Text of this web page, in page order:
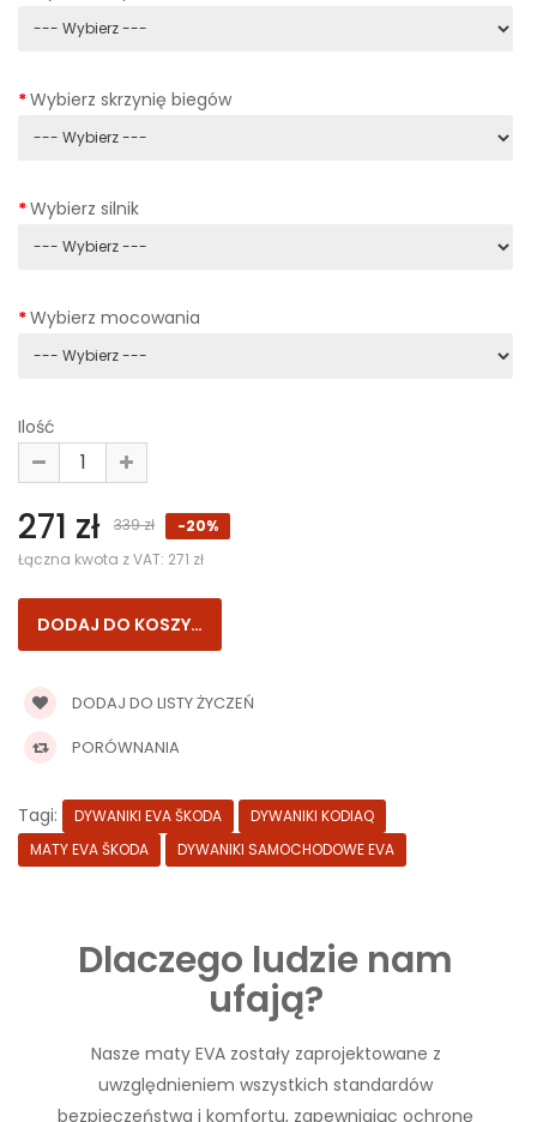
Wybierz skrzynię biegów
Wybierz silnik
Wybierz mocowania
Ilość
271 zł 339 zł
-20%
Łączna kwota z VAT: 271 zł
DODAJ DO LISTY ŻYCZEŃ
PORÓWNANIA
Tagi: DYWANIKI EVA ŠKODA
DYWANIKI KODIAQ
MATY EVA ŠKODA
DYWANIKI SAMOCHODOWE EVA
Dlaczego ludzie nam
ufają?
Nasze maty EVA zostały zaprojektowane z
uwzględnieniem wszystkich standardów
bezpieczeństwa i komfortu, zapewniając ochronę